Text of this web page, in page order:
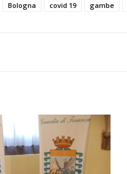
Bologna covid 19 gambe